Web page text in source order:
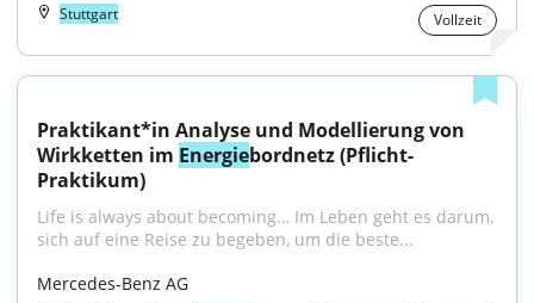
Stuttgart Vollzeit
Praktikant*in Analyse und Modellierung von
Wirkketten im Energiebordnetz (Pflicht-
Praktikum)
Life is always about becoming… Im Leben geht es darum,
sich auf eine Reise zu begeben, um die beste...
Mercedes-Benz AG